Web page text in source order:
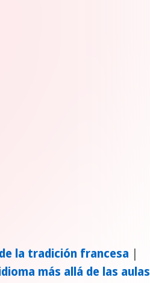
la tradición francesa |
más allá de las aulas